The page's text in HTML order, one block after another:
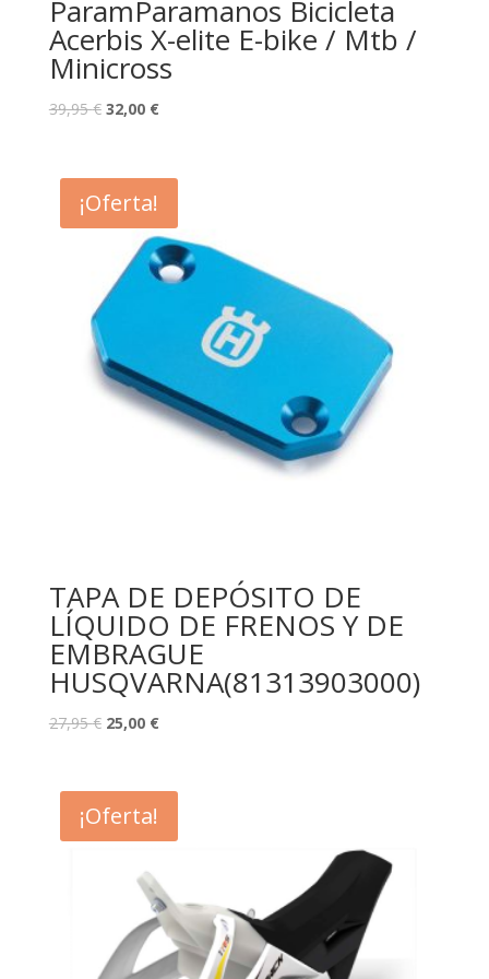
ParamParamanos Bicicleta
Acerbis X-elite E-bike / Mtb /
Minicross
39,95€ 32,00 €
¡Oferta!
TAPA DE DEPÓSITO DE
LÍQUIDO DE FRENOS Y DE
EMBRAGUE
HUSQVARNA(81313903000)
27,95€ 25,00 €
¡Oferta!